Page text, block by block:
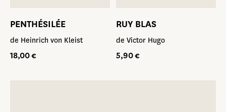
PENTHÉSILÉE
de Heinrich von Kleist
18,00€
RUY BLAS
de Victor Hugo
5,90€